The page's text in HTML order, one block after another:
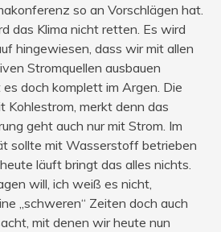
so an Vorschlägen hat.
das Klima nicht retten. Es wird
hingewiesen, dass wir mit allen
Stromquellen ausbauen
doch komplett im Argen. Die
Kohlestrom, merkt denn das
geht auch nur mit Strom. Im
sollte mit Wasserstoff betrieben
läuft bringt das alles nichts.
will, ich weiß es nicht,
„schweren“ Zeiten doch auch
mit denen wir heute nun